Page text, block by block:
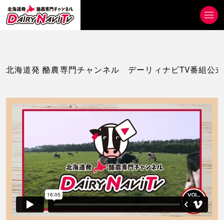
北海道発 酪農専門チャンネル デーリィナビTV番組公